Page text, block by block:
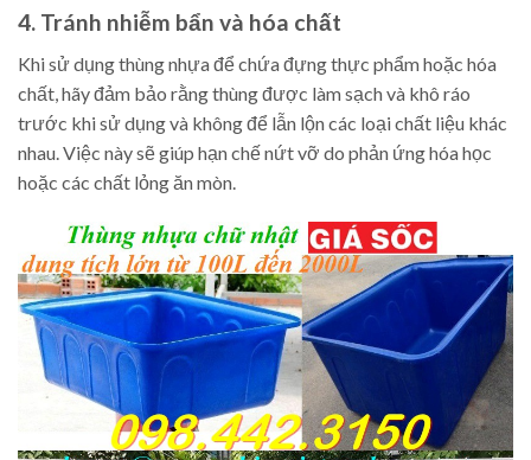
4. Tránh nhiễm bẩn và hóa chất
Khi sử dụng thùng nhựa để chứa đựng thực phẩm hoặc hóa
chất, hãy đảm bảo rằng thùng được làm sạch và khô ráo
trước khi sử dụng và không để lẫn lộn các loại chất liệu khác
nhau. Việc này sẽ giúp hạn chế nứt vỡ do phản ứng hóa học
hoặc các chất lỏng ăn mòn.